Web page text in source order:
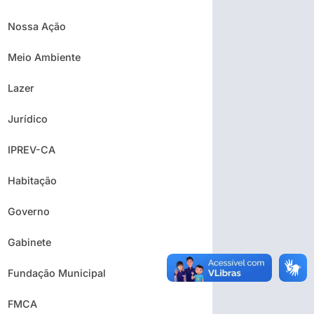
Nossa Ação
Meio Ambiente
Lazer
Jurídico
IPREV-CA
Habitação
Governo
Gabinete
Fundação Municipal
FMCA